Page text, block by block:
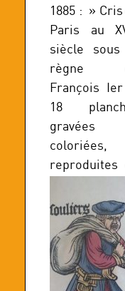
1885 : » Cris
Paris au
siècle
règne
François
18
gravées
coloriées,
reproduites